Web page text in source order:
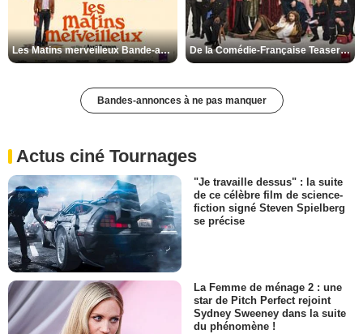
Les Matins merveilleux Bande-annonce VF De la Comédie-Française Teaser VF
Bandes-annonces à ne pas manquer
Actus ciné Tournages
"Je travaille dessus" : la suite
de ce célèbre film de science-
fiction signé Steven Spielberg
se précise
La Femme de ménage 2 : une
star de Pitch Perfect rejoint
Sydney Sweeney dans la suite
du phénomène !